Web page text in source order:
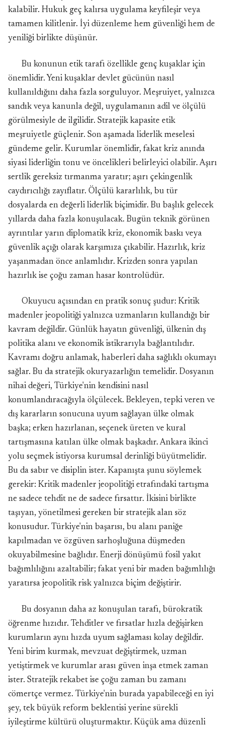
kalabilir. Hukuk geç kalırsa uygulama keyfileşir veya
tamamen kilitlenir. İyi düzenleme hem güvenliği hem de
yeniliği birlikte düşünür.
Bu konunun etik tarafı özellikle genç kuşaklar için
önemlidir. Yeni kuşaklar devlet gücünün nasıl
kullanıldığını daha fazla sorguluyor. Meşruiyet, yalnızca
sandık veya kanunla değil, uygulamanın adil ve ölçülü
görülmesiyle de ilgilidir. Stratejik kapasite etik
meşruiyetle güçlenir. Son aşamada liderlik meselesi
gündeme gelir. Kurumlar önemlidir, fakat kriz anında
siyasi liderliğin tonu ve öncelikleri belirleyici olabilir. Aşırı
sertlik gereksiz tırmanma yaratır; aşırı çekingenlik
caydırıcılığı zayıflatır. Ölçülü kararlılık, bu tür
dosyalarda en değerli liderlik biçimidir. Bu başlık gelecek
yıllarda daha fazla konuşulacak. Bugün teknik görünen
ayrıntılar yarın diplomatik kriz, ekonomik baskı veya
güvenlik açığı olarak karşımıza çıkabilir. Hazırlık, kriz
yaşanmadan önce anlamlıdır. Krizden sonra yapılan
hazırlık ise çoğu zaman hasar kontrolüdür.
Okuyucu açısından en pratik sonuç şudur: Kritik
madenler jeopolitiği yalnızca uzmanların kullandığı bir
kavram değildir. Günlük hayatın güvenliği, ülkenin dış
politika alanı ve ekonomik istikrarıyla bağlantılıdır.
Kavramı doğru anlamak, haberleri daha sağlıklı okumayı
sağlar. Bu da stratejik okuryazarlığın temelidir. Dosyanın
nihai değeri, Türkiye'nin kendisini nasıl
konumlandıracağıyla ölçülecek. Bekleyen, tepki veren ve
dış kararların sonucuna uyum sağlayan ülke olmak
başka; erken hazırlanan, seçenek üreten ve kural
tartışmasına katılan ülke olmak başkadır. Ankara ikinci
yolu seçmek istiyorsa kurumsal derinliği büyütmelidir.
Bu da sabır ve disiplin ister. Kapanışta şunu söylemek
gerekir: Kritik madenler jeopolitiği etrafındaki tartışma
ne sadece tehdit ne de sadece fırsattır. İkisini birlikte
taşıyan, yönetilmesi gereken bir stratejik alan söz
konusudur. Türkiye'nin başarısı, bu alanı paniğe
kapılmadan ve özgüven sarhoşluğuna düşmeden
okuyabilmesine bağlıdır. Enerji dönüşümü fosil yakıt
bağımlılığını azaltabilir; fakat yeni bir maden bağımlılığı
yaratırsa jeopolitik risk yalnızca biçim değiştirir.
Bu dosyanın daha az konuşulan tarafı, bürokratik
öğrenme hızıdır. Tehditler ve fırsatlar hızla değişirken
kurumların aynı hızda uyum sağlaması kolay değildir.
Yeni birim kurmak, mevzuat değiştirmek, uzman
yetiştirmek ve kurumlar arası güven inşa etmek zaman
ister. Stratejik rekabet ise çoğu zaman bu zamanı
cömertçe vermez. Türkiye'nin burada yapabileceği en iyi
şey, tek büyük reform beklentisi yerine sürekli
iyileştirme kültürü oluşturmaktır. Küçük ama düzenli